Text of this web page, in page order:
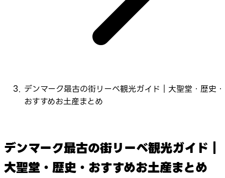
デンマーク最古の街リーベ観光ガイド｜大聖堂・歴史・
おすすめお土産まとめ
デンマーク最古の街リーベ観光ガイド｜
大聖堂・歴史・おすすめお土産まとめ